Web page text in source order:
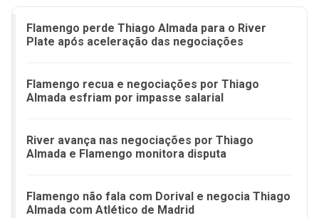
Flamengo perde Thiago Almada para o River
Plate após aceleração das negociações
Flamengo recua e negociações por Thiago
Almada esfriam por impasse salarial
River avança nas negociações por Thiago
Almada e Flamengo monitora disputa
Flamengo não fala com Dorival e negocia Thiago
Almada com Atlético de Madrid